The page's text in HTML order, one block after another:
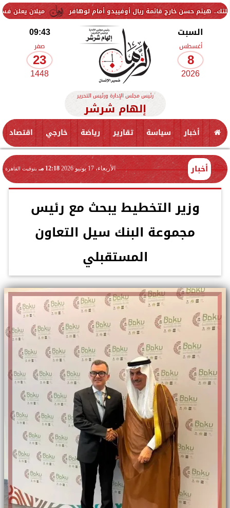
ميلان يعلن فسخ عقد إسماعيل قائمة ريال أوفييدو أمام لوهافر
السبت
أغسطس
8
2026
09:43
صفر
23
1448
رئيس مجلس الإدارة ورئيس التحرير
إلهام شرشر
أخبار سياسة تقارير رياضة خارجي اقتصاد
أخبار الأربعاء، 17 يونيو 2026 12:18 مـ بتوقيت القاهرة
وزير التخطيط يبحث مع رئيس
مجموعة البنك سيل التعاون
المستقبلي